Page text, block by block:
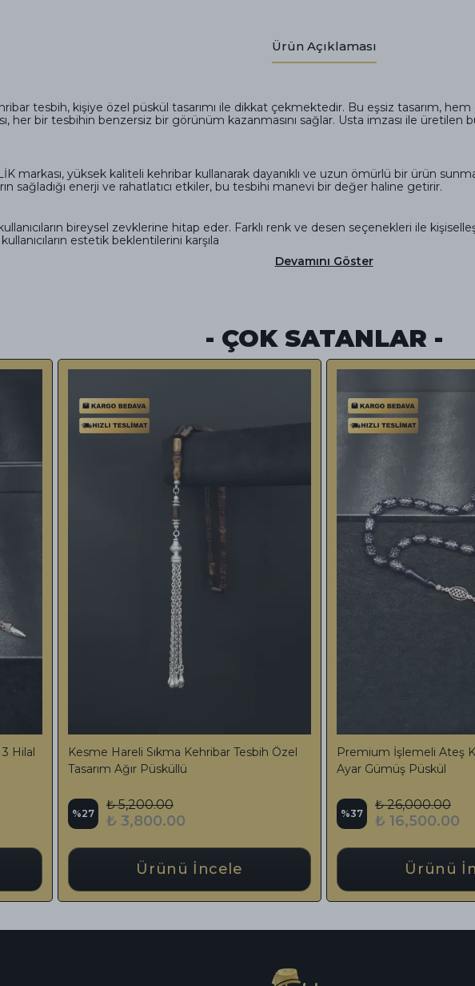
Ürün Açıklaması
tesbih, kişiye özel püskül tasarımı ile dikkat çekmektedir. Bu eşsiz tasarım,
her bir tesbihin benzersiz bir görünüm kazanmasını sağlar. Usta imzası ile
markası, yüksek kaliteli kehribar kullanarak dayanıklı ve uzun ömürlü bir ürün
sağladığı enerji ve rahatlatıcı etkiler, bu tesbihi manevi bir değer haline getirir.
bireysel zevklerine hitap eder. Farklı renk ve desen seçenekleri ile
estetik beklentilerini karşıla
Devamını Göster
- ÇOK SATANLAR -
Harikası
Tasarım Püskül
-Premium Usta işi Kesme Bilekboy
Erzurum Oltu Taşı İşlemeli Horse (AT) Figür
% 12 ₺ 19,785.00
Ürünü İncele
Premium
Tesbih
%24
₺
₺